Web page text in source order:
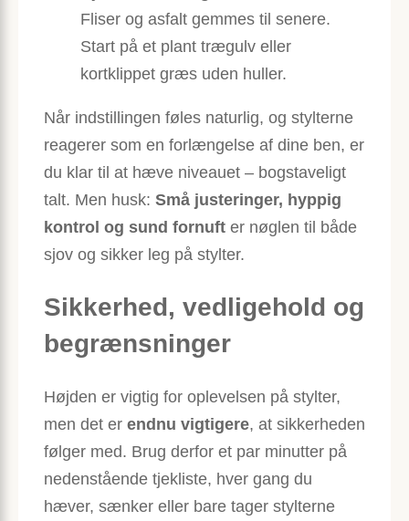
Fliser og asfalt gemmes til senere.
Start på et plant trægulv eller
kortklippet græs uden huller.
Når indstillingen føles naturlig, og stylterne
reagerer som en forlængelse af dine ben, er
du klar til at hæve niveauet – bogstaveligt
talt. Men husk: Små justeringer, hyppig
kontrol og sund fornuft er nøglen til både
sjov og sikker leg på stylter.
Sikkerhed, vedligehold og
begrænsninger
Højden er vigtig for oplevelsen på stylter,
men det er endnu vigtigere, at sikkerheden
følger med. Brug derfor et par minutter på
nedenstående tjekliste, hver gang du
hæver, sænker eller bare tager stylterne